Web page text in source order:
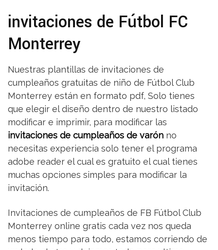
invitaciones de Fútbol FC
Monterrey
Nuestras plantillas de invitaciones de
cumpleaños gratuitas de niño de Fútbol Club
Monterrey están en formato pdf, Solo tienes
que elegir el diseño dentro de nuestro listado
modificar e imprimir, para modificar las
invitaciones de cumpleaños de varón no
necesitas experiencia solo tener el programa
adobe reader el cual es gratuito el cual tienes
muchas opciones simples para modificar la
invitación.
Invitaciones de cumpleaños de FB Fútbol Club
Monterrey online gratis cada vez nos queda
menos tiempo para todo, estamos corriendo de